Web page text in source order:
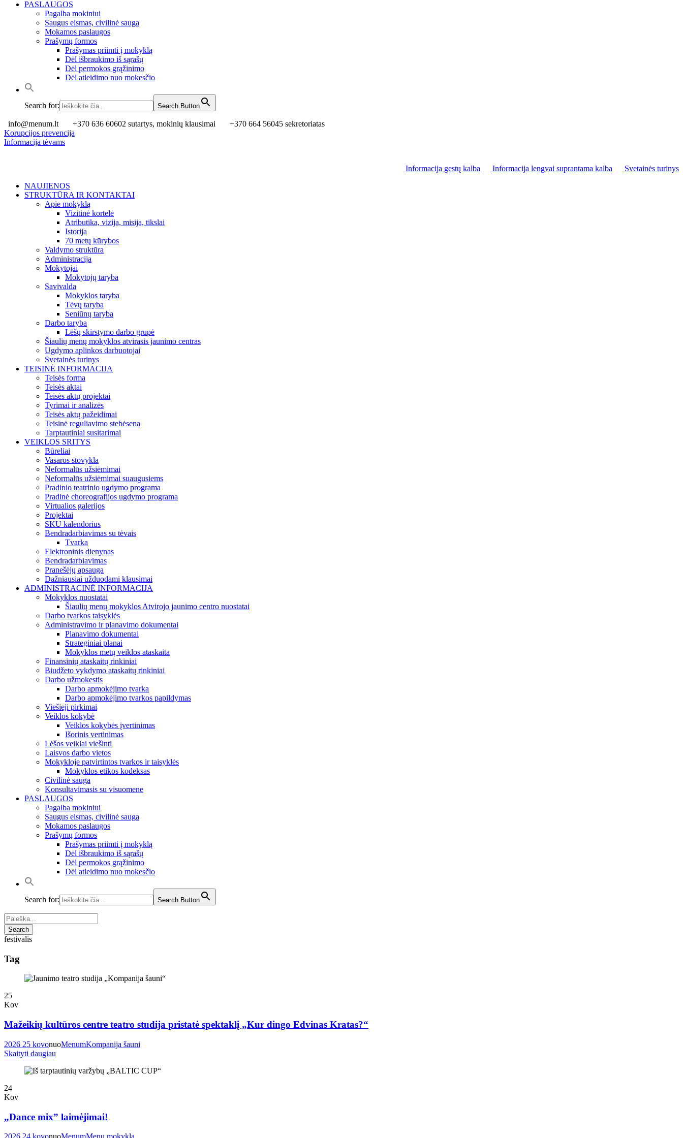
PASLAUGOS
Pagalba mokiniui
Saugus eismas, civilinė sauga
Mokamos paslaugos
Prašymų formos
Prašymas priimti į mokyklą
Dėl išbraukimo iš sąrašų
Dėl permokos grąžinimo
Dėl atleidimo nuo mokesčio
Search for: Search Button
info@menum.lt +370 636 60602 sutartys, mokinių klausimai
+370 664 56045 sekretoriatas
Korupcijos prevencija
Informacija tėvams
Informacija gestų kalba Informacija lengvai suprantama kalba
Svetainės turinys
NAUJIENOS
STRUKTŪRA IR KONTAKTAI
Apie mokyklą
Vizitinė kortelė
Atributika, vizija, misija, tikslai
Istorija
70 metų kūrybos
Valdymo struktūra
Administracija
Mokytojai
Mokytojų taryba
Savivalda
Mokyklos taryba
Tėvų taryba
Seniūnų taryba
Darbo taryba
Lėšų skirstymo darbo grupė
Šiaulių menų mokyklos atvirasis jaunimo centras
Ugdymo aplinkos darbuotojai
Svetainės turinys
TEISINĖ INFORMACIJA
Teisės forma
Teisės aktai
Teisės aktų projektai
Tyrimai ir analizės
Teisės aktų pažeidimai
Teisinė reguliavimo stebėsena
Tarptautiniai susitarimai
VEIKLOS SRITYS
Būreliai
Vasaros stovykla
Neformalūs užsiėmimai
Neformalūs užsiėmimai suaugusiems
Pradinio teatrinio ugdymo programa
Pradinė choreografijos ugdymo programa
Virtualios galerijos
Projektai
SKU kalendorius
Bendradarbiavimas su tėvais
Tvarka
Elektroninis dienynas
Bendradarbiavimas
Pranešėjų apsauga
Dažniausiai užduodami klausimai
ADMINISTRACINĖ INFORMACIJA
Mokyklos nuostatai
Šiaulių menų mokyklos Atvirojo jaunimo centro nuostatai
Darbo tvarkos taisyklės
Administravimo ir planavimo dokumentai
Planavimo dokumentai
Strateginiai planai
Mokyklos metų veiklos ataskaita
Finansinių ataskaitų rinkiniai
Biudžeto vykdymo ataskaitų rinkiniai
Darbo užmokestis
Darbo apmokėjimo tvarka
Darbo apmokėjimo tvarkos papildymas
Viešieji pirkimai
Veiklos kokybė
Veiklos kokybės įvertinimas
Išorinis vertinimas
Lėšos veiklai viešinti
Laisvos darbo vietos
Mokykloje patvirtintos tvarkos ir taisyklės
Mokyklos etikos kodeksas
Civilinė sauga
Konsultavimasis su visuomene
PASLAUGOS
Pagalba mokiniui
Saugus eismas, civilinė sauga
Mokamos paslaugos
Prašymų formos
Prašymas priimti į mokyklą
Dėl išbraukimo iš sąrašų
Dėl permokos grąžinimo
Dėl atleidimo nuo mokesčio
Search for: Search Button
festivalis
Tag
25
Kov
Mažeikių kultūros centre teatro studija pristatė spektaklį „Kur dingo Edvinas Kratas?“
2026 25 kovonuoMenumKompanija šauni
Skaityti daugiau
24
Kov
„Dance mix” laimėjimai!